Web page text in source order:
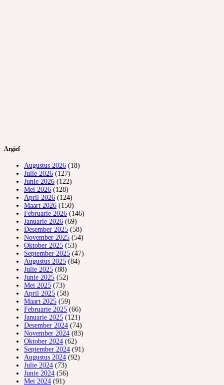
Argief
Augustus 2026 (18)
Julie 2026 (127)
Junie 2026 (122)
Mei 2026 (128)
April 2026 (124)
Maart 2026 (150)
Februarie 2026 (146)
Januarie 2026 (69)
Desember 2025 (58)
November 2025 (54)
Oktober 2025 (53)
September 2025 (47)
Augustus 2025 (84)
Julie 2025 (88)
Junie 2025 (52)
Mei 2025 (73)
April 2025 (58)
Maart 2025 (59)
Februarie 2025 (66)
Januarie 2025 (121)
Desember 2024 (74)
November 2024 (83)
Oktober 2024 (62)
September 2024 (91)
Augustus 2024 (92)
Julie 2024 (73)
Junie 2024 (56)
Mei 2024 (91)